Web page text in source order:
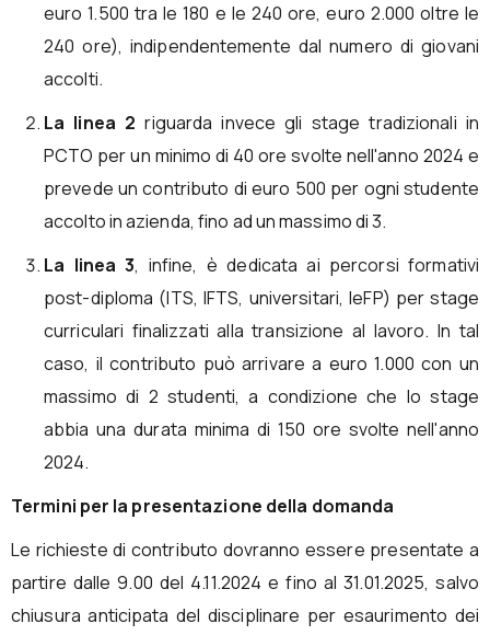
euro 1.500 tra le 180 e le 240 ore, euro 2.000 oltre le
240 ore), indipendentemente dal numero di giovani
accolti.
La linea 2 riguarda invece gli stage tradizionali in
PCTO per un minimo di 40 ore svolte nell'anno 2024 e
prevede un contributo di euro 500 per ogni studente
accolto in azienda, fino ad un massimo di 3.
La linea 3, infine, è dedicata ai percorsi formativi
post-diploma (ITS, IFTS, universitari, IeFP) per stage
curriculari finalizzati alla transizione al lavoro. In tal
caso, il contributo può arrivare a euro 1.000 con un
massimo di 2 studenti, a condizione che lo stage
abbia una durata minima di 150 ore svolte nell'anno
2024.
Termini per la presentazione della domanda
Le richieste di contributo dovranno essere presentate a
partire dalle 9.00 del 4.11.2024 e fino al 31.01.2025, salvo
chiusura anticipata del disciplinare per esaurimento dei